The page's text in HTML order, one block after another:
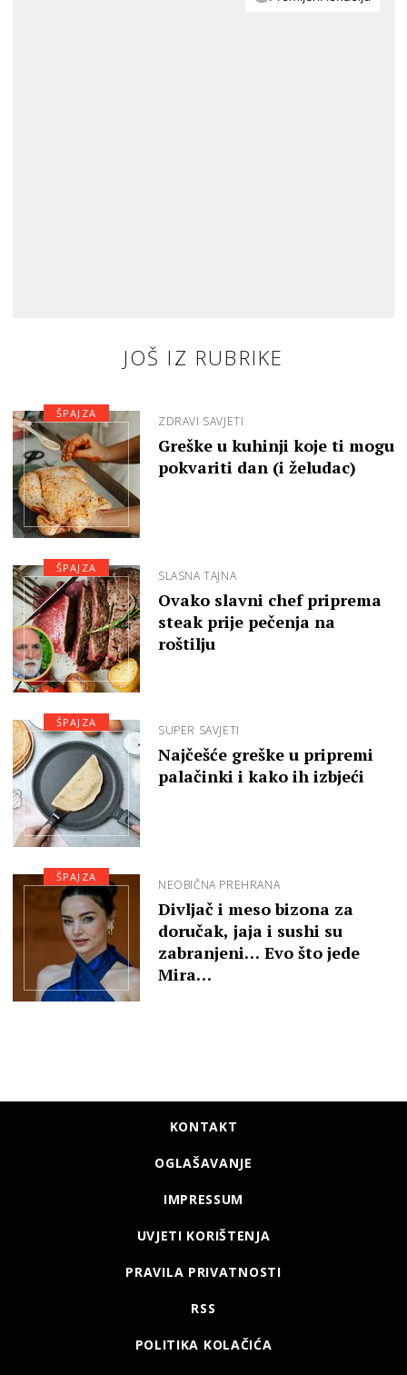
JOŠ IZ RUBRIKE
ZDRAVI SAVJETI
Greške u kuhinji koje ti mogu
pokvariti dan (i želudac)
ŠPAJZA
SLASNA TAJNA
Ovako slavni chef priprema
steak prije pečenja na
roštilju
ŠPAJZA
SUPER SAVJETI
Najčešće greške u pripremi
palačinki i kako ih izbjeći
ŠPAJZA
NEOBIČNA PREHRANA
Divljač i meso bizona za
doručak, jaja i sushi su
zabranjeni… Evo što jede
Mira…
ŠPAJZA
KONTAKT
OGLAŠAVANJE
IMPRESSUM
UVJETI KORIŠTENJA
PRAVILA PRIVATNOSTI
RSS
POLITIKA KOLAČIĆA